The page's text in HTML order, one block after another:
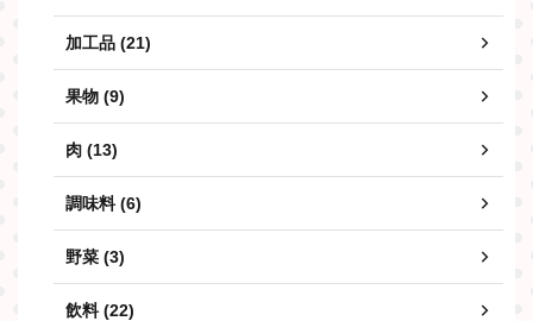
加工品 (21)
果物 (9)
肉 (13)
調味料 (6)
野菜 (3)
飲料 (22)